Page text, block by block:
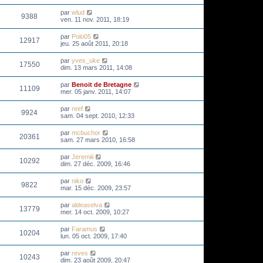
9388 par wlud
ven. 11 nov. 2011, 18:19
12917 par Polo05
jeu. 25 août 2011, 20:18
17550 par yves_uke
dim. 13 mars 2011, 14:08
11109 par Benoit de Bretagne
mer. 05 janv. 2011, 14:07
9924 par reef
sam. 04 sept. 2010, 12:33
20361 par mcbuchor
sam. 27 mars 2010, 16:58
10292 par Jeremiii
dim. 27 déc. 2009, 16:46
9822 par niko
mar. 15 déc. 2009, 23:57
13779 par aldeaselva
mer. 14 oct. 2009, 10:27
10204 par Faramus
lun. 05 oct. 2009, 17:40
10243 par reves
dim. 23 août 2009, 20:47